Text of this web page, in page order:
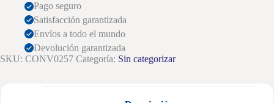
Pago seguro
Satisfacción garantizada
Envíos a todo el mundo
Devolución garantizada
SKU: CONV0257 Categoría: Sin categorizar